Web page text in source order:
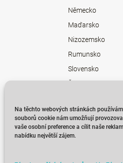
Na těchto webových stránkách
souborů cookie nám umožňují
vaše osobní preference a cílit naše
nabídku největší zájem.
Německo
Maďarsko
Nizozemsko
Rumunsko
Slovensko